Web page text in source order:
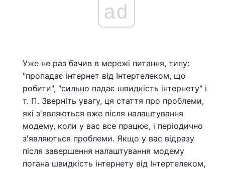
ad
Уже не раз бачив в мережі питання, типу:
"пропадає інтернет від Інтертелеком, що
робити", "сильно падає швидкість інтернету" і
т. П. Зверніть увагу, ця стаття про проблеми,
які з'являються вже після налаштування
модему, коли у вас все працює, і періодично
з'являються проблеми. Якщо у вас відразу
після завершення налаштування модему
погана швидкість інтернету від Інтертелеком,